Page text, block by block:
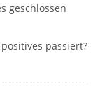
geschlossen
passiert?